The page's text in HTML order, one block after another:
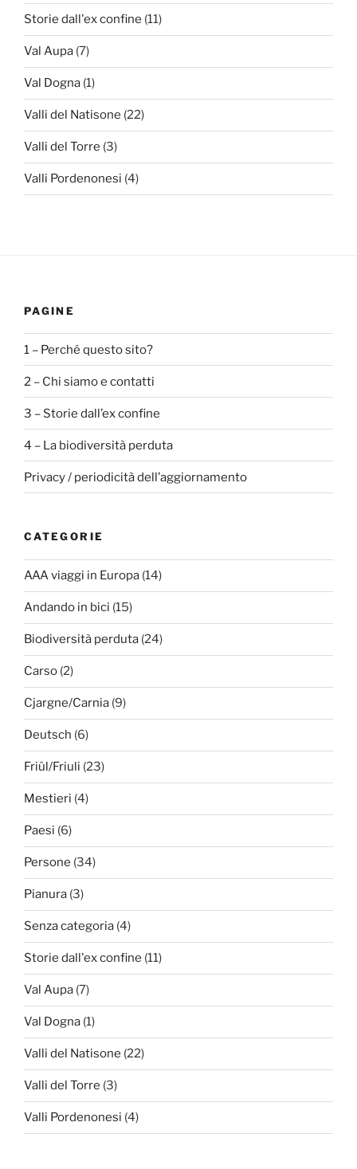
Storie dall'ex confine (11)
Val Aupa (7)
Val Dogna (1)
Valli del Natisone (22)
Valli del Torre (3)
Valli Pordenonesi (4)
PAGINE
1 – Perché questo sito?
2 – Chi siamo e contatti
3 – Storie dall’ex confine
4 – La biodiversità perduta
Privacy / periodicità dell’aggiornamento
CATEGORIE
AAA viaggi in Europa (14)
Andando in bici (15)
Biodiversità perduta (24)
Carso (2)
Cjargne/Carnia (9)
Deutsch (6)
Friûl/Friuli (23)
Mestieri (4)
Paesi (6)
Persone (34)
Pianura (3)
Senza categoria (4)
Storie dall'ex confine (11)
Val Aupa (7)
Val Dogna (1)
Valli del Natisone (22)
Valli del Torre (3)
Valli Pordenonesi (4)